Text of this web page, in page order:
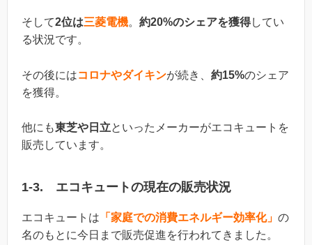
そして2位は三菱電機。 約20%のシェアを獲得してい
る状況です。
その後にはコロナやダイキンが続き、 約15%のシェア
を獲得。
他にも東芝や日立といったメーカーがエコキュートを
販売しています。
1-3. エコキュートの現在の販売状況
エコキュートは 「家庭での消費エネルギー効率化」 の
名のもとに今日まで販売促進を行われてきました。